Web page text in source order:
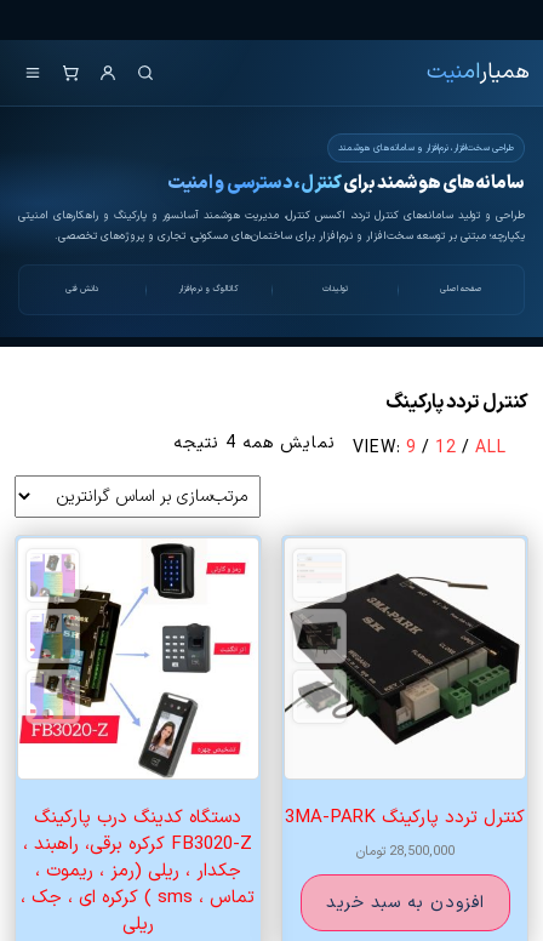
to
the
content
همیار امنیت
همیارامنیت
طراحی سخت‌افزار، نرم‌افزار و سامانه‌های هوشمند
سامانه‌های هوشمند برایکنترل، دسترسی و امنیت
طراحی و تولید سامانه‌های کنترل تردد، اکسس کنترل، مدیریت هوشمند آسانسور و پارکینگ و راهکارهای امنیتی
یکپارچه؛ مبتنی بر توسعه سخت‌افزار و نرم‌افزار برای ساختمان‌های مسکونی، تجاری و پروژه‌های تخصصی.
صفحه اصلی تولیدات کاتالوگ و نرم‌افزار دانش فنی
کنترل تردد پارکینگ
VIEW: 9 / 12 / ALL نمایش همه 4 نتیجه
بر
اساس
قیمت:
زیاد
به
کم
کنترل تردد پارکینگ 3MA-PARK
28,500,000 تومان
افزودن به سبد خرید
دستگاه کدینگ درب پارکینگ
FB3020-Z کرکره برقی، راهبند ،
جکدار ، ریلی (رمز ، ریموت ،
تماس ، sms ) کرکره ای ، جک ،
ریلی